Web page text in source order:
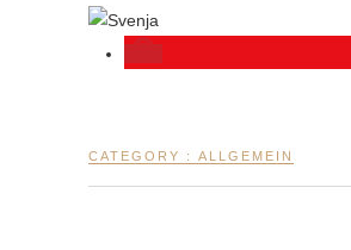
CATEGORY : ALLGEMEIN